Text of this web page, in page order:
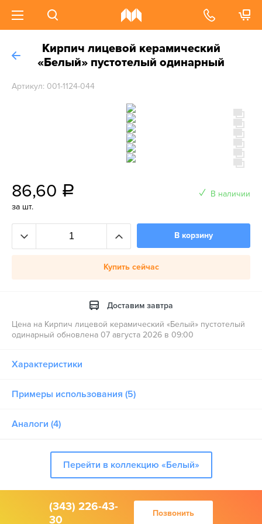
Кирпич лицевой керамический
«Белый» пустотелый одинарный
Артикул: 001-1124-044
86,60 a
за шт.
В наличии
В корзину
Купить сейчас
Доставим завтра
Цена на Кирпич лицевой керамический «Белый» пустотелый
одинарный обновлена 07 августа 2026 в 09:00
Характеристики
Примеры использования (5)
Аналоги (4)
Перейти в коллекцию «Белый»
(343) 226-43-
30
Позвонить